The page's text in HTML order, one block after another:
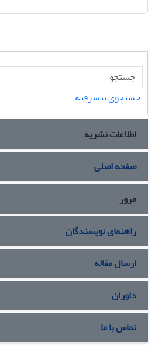
جستجوی پیشرفته
اطلاعات نشریه
صفحه اصلی
مرور
راهنمای نویسندگان
ارسال مقاله
داوران
تماس با ما